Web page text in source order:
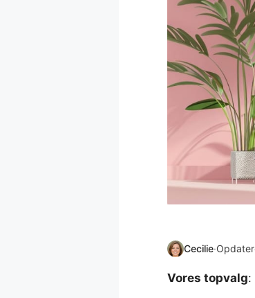
Cecilie·
Vores topvalg: